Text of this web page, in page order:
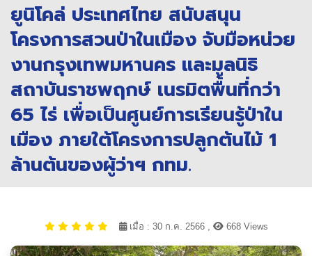
ยูนิโคล่ ประเทศไทย สนับสนุน
โครงการสวนป่าในเมือง จับมือหน่วย
งานกรุงเทพมหานคร และมูลนิธิ
สถาบันราชพฤกษ์ เนรมิตพื้นที่กว่า
65 ไร่ เพื่อเป็นศูนย์การเรียนรู้ป่าใน
เมือง ภายใต้โครงการปลูกต้นไม้ 1
ล้านต้นของผู้ว่าฯ กทม.
เมื่อ : 30 ก.ค. 2566 , 668 Views